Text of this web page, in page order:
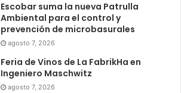
Escobar suma la nueva Patrulla
Ambiental para el control y
prevención de microbasurales
agosto 7, 2026
Feria de Vinos de La FabrikHa en
Ingeniero Maschwitz
agosto 7, 2026